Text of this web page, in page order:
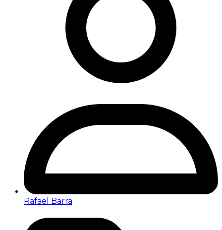
Rafael Barra